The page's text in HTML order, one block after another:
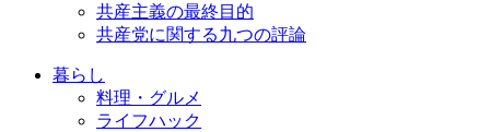
共産主義の最終目的
共産党に関する九つの評論
暮らし
料理・グルメ
ライフハック